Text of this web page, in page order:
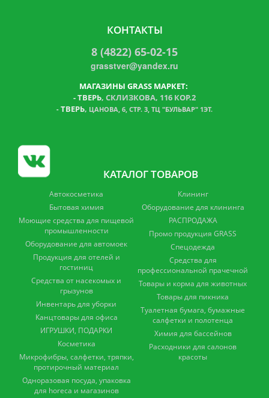
КОНТАКТЫ
8 (4822) 65-02-15
grasstver@yandex.ru
МАГАЗИНЫ GRASS МАРКЕТ:
-ТВЕРЬ, СКЛИЗКОВА, 116 КОР.2
- ТВЕРЬ, ЦАНОВА, 6, СТР. 3, ТЦ "БУЛЬВАР" 1ЭТ.
КАТАЛОГ ТОВАРОВ
Автокосметика
Бытовая химия
Моющие средства для пищевой
промышленности
Оборудование для автомоек
Продукция для отелей и
гостиниц
Средства от насекомых и
грызунов
Инвентарь для уборки
Канцтовары для офиса
ИГРУШКИ, ПОДАРКИ
Косметика
Микрофибры, салфетки, тряпки,
протирочный материал
Одноразовая посуда, упаковка
для horeca и магазинов
Клининг
Оборудование для клининга
РАСПРОДАЖА
Промо продукция GRASS
Спецодежда
Средства для
профессиональной прачечной
Товары и корма для животных
Товары для пикника
Туалетная бумага, бумажные
салфетки и полотенца
Химия для бассейнов
Расходники для салонов
красоты